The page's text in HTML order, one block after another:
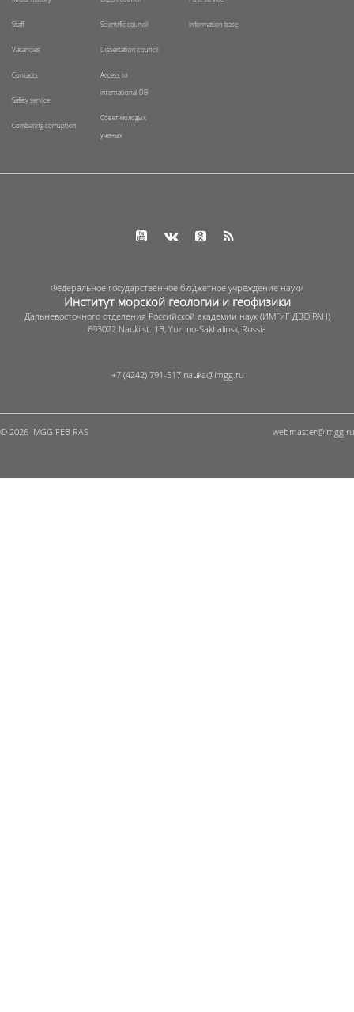
Staff
Vacancies
Contacts
Safety service
Combating corruption
Scientific council
Dissertation council
Access to
international DB
Совет молодых
ученых
Information base
Федеральное государственное бюджетное учреждение науки
Институт морской геологии и геофизики
Дальневосточного отделения Российской академии наук (ИМГиГ ДВО РАН)
693022 Nauki st. 1B, Yuzhno-Sakhalinsk, Russia
+7 (4242) 791-517
© 2026 IMGG FEB RAS